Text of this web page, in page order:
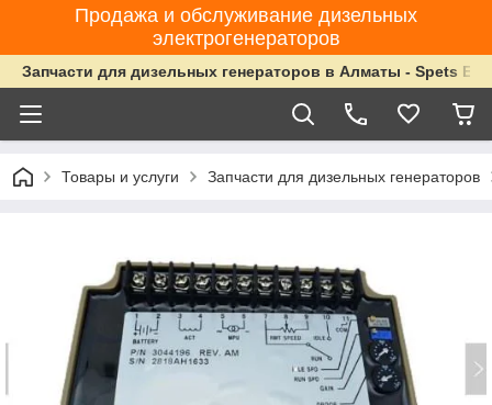
Продажа и обслуживание дизельных
электрогенераторов
Запчасти для дизельных генераторов в Алматы - Spets
Товары и услуги Запчасти для дизельных генераторов